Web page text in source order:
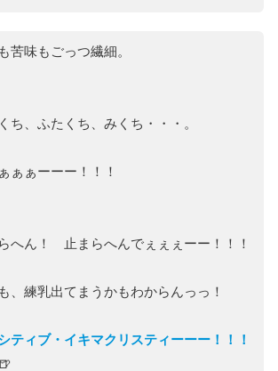
苦味もごっつ繊細。
ち、ふたくち、みくち・・・。
ぁぁーーー！！！
へん！ 止まらへんでぇぇぇーー！！！
、練乳出てまうかもわからんっっ！
ティブ・イキマクリスティーーー！！！